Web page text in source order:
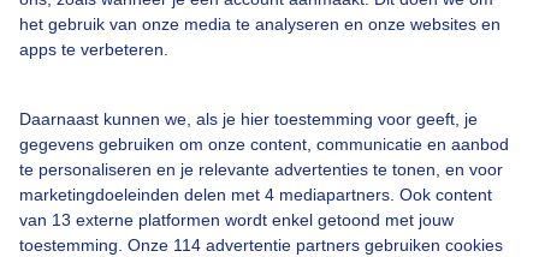
het gebruik van onze media te analyseren en onze websites en
apps te verbeteren.
Daarnaast kunnen we, als je hier toestemming voor geeft, je
gegevens gebruiken om onze content, communicatie en aanbod
te personaliseren en je relevante advertenties te tonen, en voor
marketingdoeleinden delen met 4 mediapartners. Ook content
van 13 externe platformen wordt enkel getoond met jouw
toestemming. Onze 114 advertentie partners gebruiken cookies